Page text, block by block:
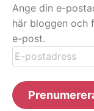
Ange din e-
här bloggen och
e-post.
E-
postadress